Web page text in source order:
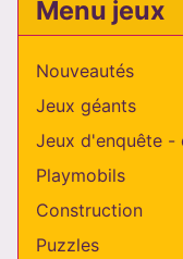
Menu jeux
Nouveautés
Jeux géants
Jeux d'enquête -
Playmobils
Construction
Puzzles